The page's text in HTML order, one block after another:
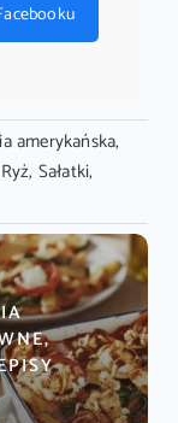
amerykańska,
Ryż, Sałatki,